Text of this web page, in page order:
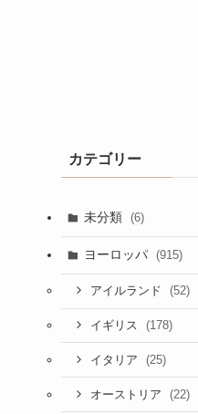
カテゴリー
未分類 (6)
ヨーロッパ (915)
アイルランド (52)
イギリス (178)
イタリア (25)
オーストリア (22)